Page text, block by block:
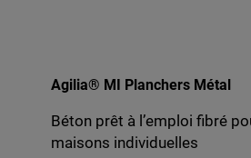
Agilia® MI Planchers Métal
Béton prêt à l’emploi fibré
maisons individuelles